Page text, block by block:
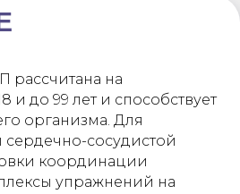
на
и до 99 лет и способствует
организма. Для
сосудистой
координации
упражнений на